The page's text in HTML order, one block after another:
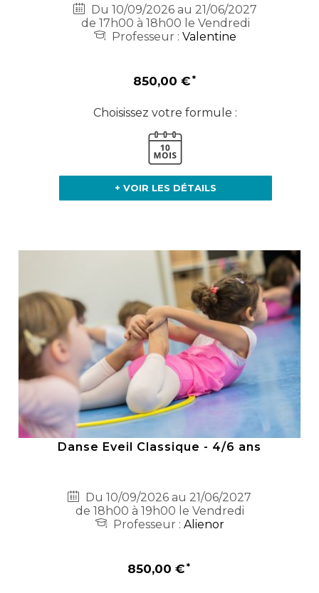
Du 10/09/2026 au 21/06/2027
de 17h00 à 18h00 le Vendredi
Professeur :Valentine
850,00 €
Choisissez votre formule :
+ VOIR LES DÉTAILS
Danse Eveil Classique - 4/6 ans
Du 10/09/2026 au 21/06/2027
de 18h00 à 19h00 le Vendredi
Professeur : Alienor
850,00 €